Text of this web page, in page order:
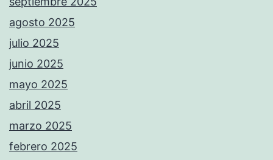
agosto 2025
julio 2025
junio 2025
mayo 2025
abril 2025
marzo 2025
febrero 2025